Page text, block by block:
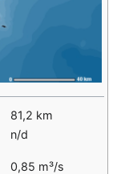
81,2 km
n/d
0,85 m³/s